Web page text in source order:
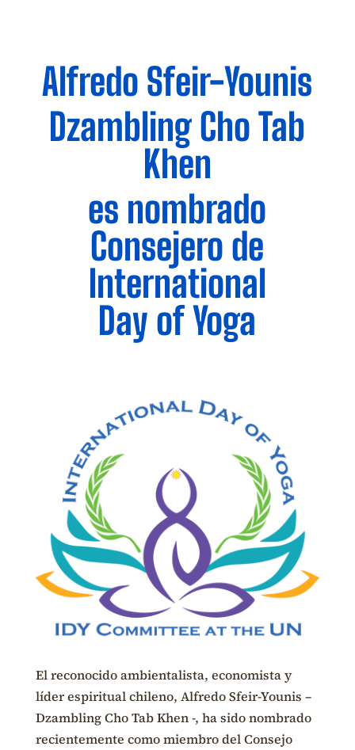
Alfredo Sfeir-Younis
Dzambling Cho Tab
Khen
es nombrado
Consejero de
International
Day ofYoga
El reconocido ambientalista, economista y
líder espiritual chileno, Alfredo Sfeir-Younis –
Dzambling Cho Tab Khen -, ha sido nombrado
recientemente como miembro del Consejo